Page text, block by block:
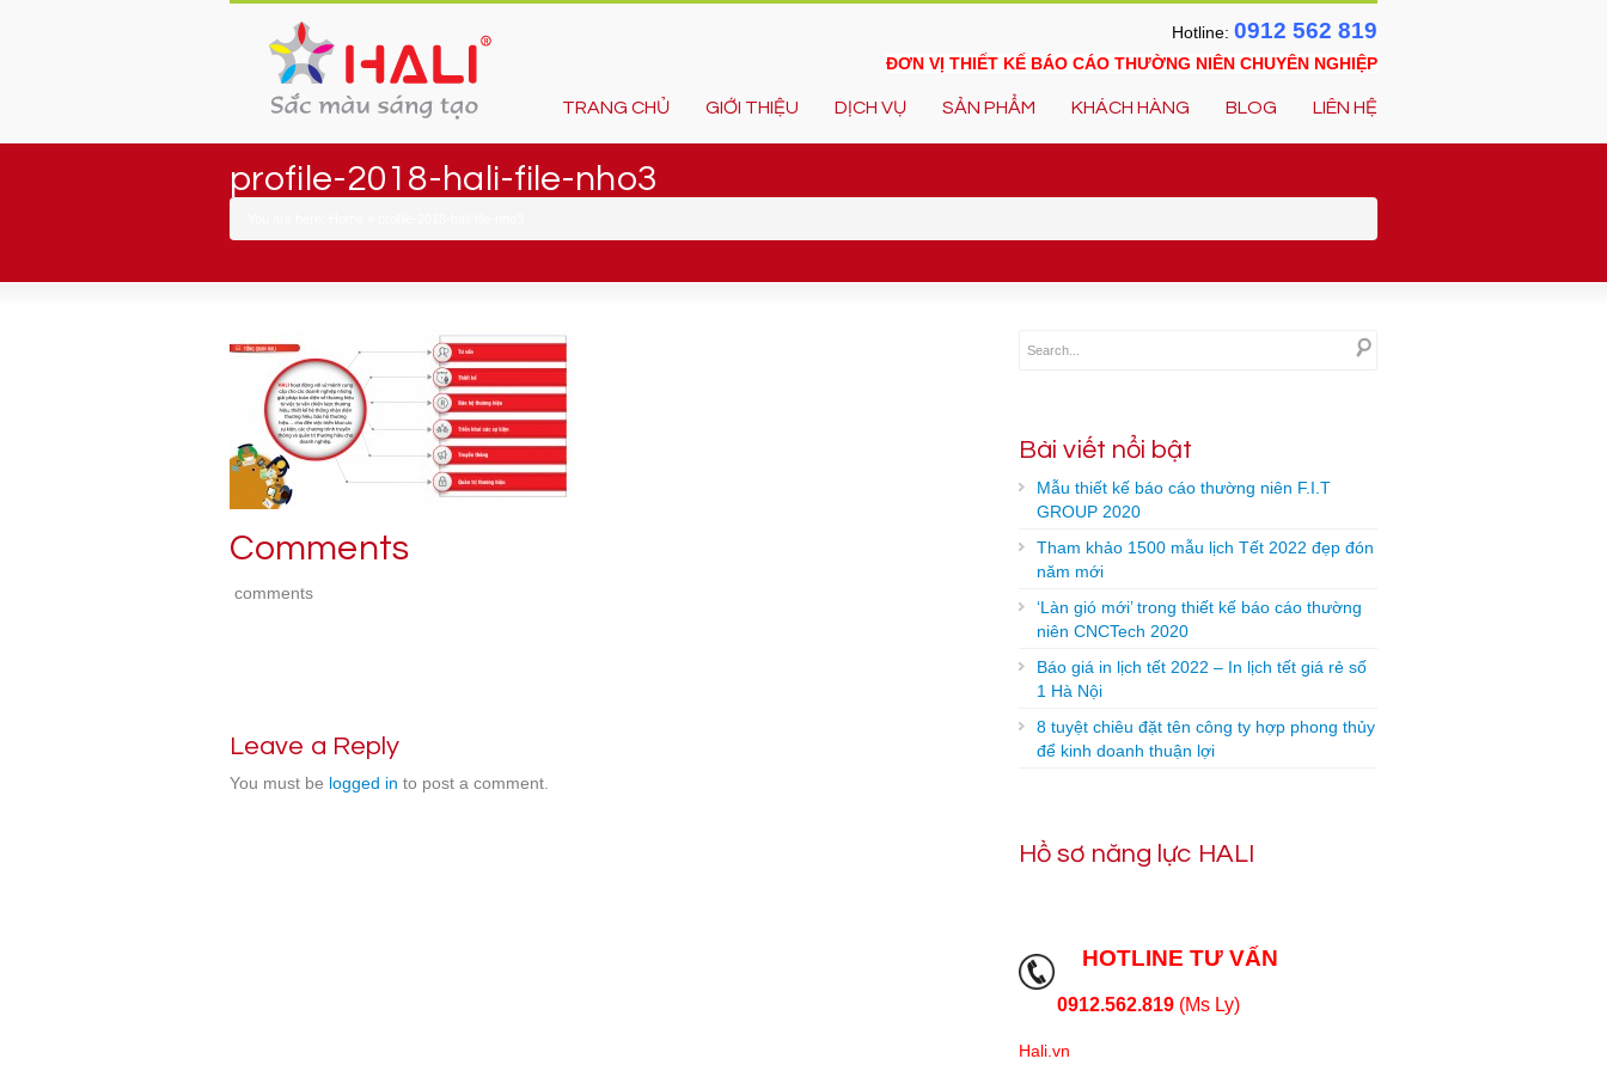
Hotline: 0912 562 819
ĐƠN VỊ THIẾT KẾ BÁO CÁO THƯỜNG NIÊN CHUYÊN NGHIỆP
TRANG CHỦ GIỚI THIỆU DỊCH VỤ SẢN PHẨM KHÁCH HÀNG BLOG LIÊN HỆ
profile-2018-hali-file-nho3
Comments
comments
Leave a Reply
You must be logged in to post a comment.
Bài viết nổi bật
Mẫu thiết kế báo cáo thường niên F.I.T
GROUP 2020
Tham khảo 1500 mẫu lịch Tết 2022 đẹp đón
năm mới
‘Làn gió mới’ trong thiết kế báo cáo thường
niên CNCTech 2020
Báo giá in lịch tết 2022 – In lịch tết giá rẻ số
1 Hà Nội
8 tuyệt chiêu đặt tên công ty hợp phong thủy
để kinh doanh thuận lợi
Hồ sơ năng lực HALI
HOTLINE TƯ VẤN
0912.562.819 (Ms Ly)
Hali.vn